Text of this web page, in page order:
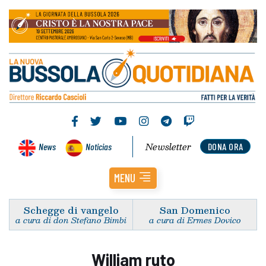
News Noticias DONA ORA
Newsletter
MENU
Schegge di vangelo
a cura di don Stefano Bimbi
San Domenico
a cura di Ermes Dovico
William ruto